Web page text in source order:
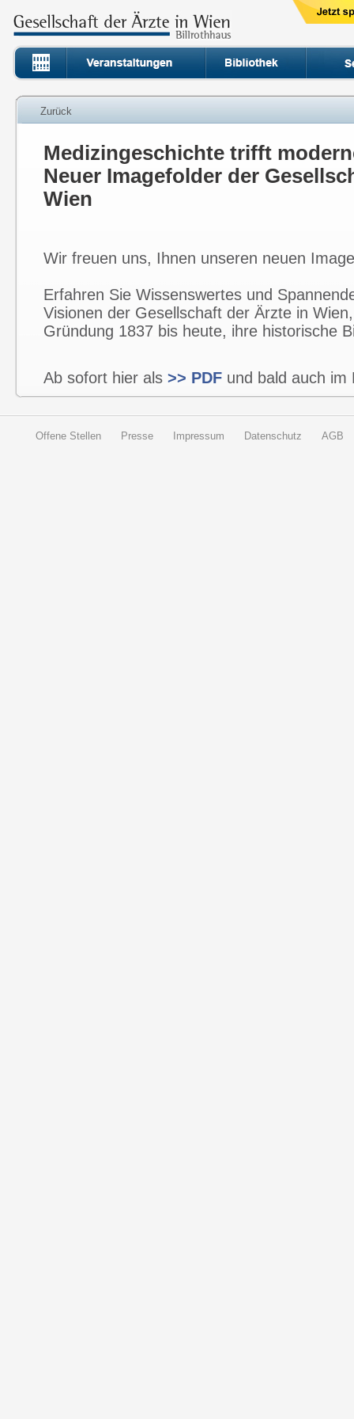
Zurück
Medizingeschichte trifft
Neuer Imagefolder der
Wien
Wir freuen uns, Ihnen unseren neuen
Erfahren Sie Wissenswertes und
Visionen der Gesellschaft der Ärzte in
Gründung 1837 bis heute, ihre historische
Ab sofort hier als>> PDF und bald auch im
Offene Stellen Presse Impressum Datenschutz AGB